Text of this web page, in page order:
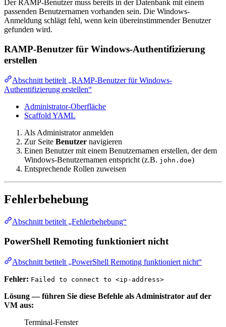
Der RAMP-Benutzer muss bereits in der Datenbank mit einem
passenden Benutzernamen vorhanden sein. Die Windows-
Anmeldung schlägt fehl, wenn kein übereinstimmender Benutzer
gefunden wird.
RAMP-Benutzer für Windows-Authentifizierung
erstellen
Abschnitt betitelt „RAMP-Benutzer für Windows-
Authentifizierung erstellen“
Administrator-Oberfläche
Scaffold YAML
Als Administrator anmelden
Zur Seite Benutzer navigieren
Einen Benutzer mit einem Benutzernamen erstellen, der dem
Windows-Benutzernamen entspricht (z.B. john.doe)
Entsprechende Rollen zuweisen
Fehlerbehebung
Abschnitt betitelt „Fehlerbehebung“
PowerShell Remoting funktioniert nicht
Abschnitt betitelt „PowerShell Remoting funktioniert nicht“
Fehler: Failed to connect to <ip-address>
Lösung — führen Sie diese Befehle als Administrator auf der
VM aus:
Terminal-Fenster